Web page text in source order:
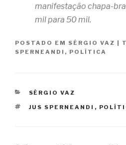
manifestação chapa-
mil para 50 mil.
POSTADO EM SÉRGIO VAZ |
SPERNEANDI , POLÍTICA
CATEGORIAS
SÉRGIO VAZ
TAGS
JUS SPERNEANDI ,